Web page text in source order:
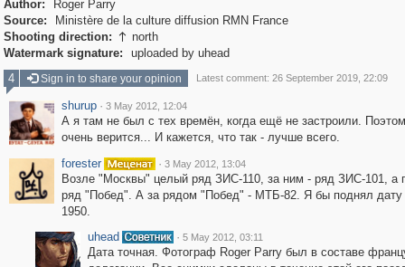
Author:
Roger Parry
Source:
Ministère de la culture diffusion RMN France
Shooting direction:  north
Watermark signature:
uploaded by uhead
4
Sign in to share your opinion Latest comment: 26 September 2019, 22:09
shurup · 3 May 2012, 12:04
А я там не был с тех времён, когда ещё не застроили.
очень верится... И кажется, что так - лучше всего.
forester
· 3 May 2012, 13:04
Возле "Москвы" целый ряд ЗИС-110, за ним - ряд ЗИС-101, а
ряд "Побед". А за рядом "Побед" - МТБ-82. Я бы поднял дату
1950.
uhead
· 5 May 2012, 03:11
Дата точная. Фотограф Roger Parry был в составе